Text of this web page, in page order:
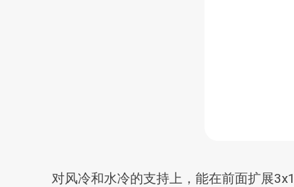
对风冷和水冷的支持上，能在前面扩展